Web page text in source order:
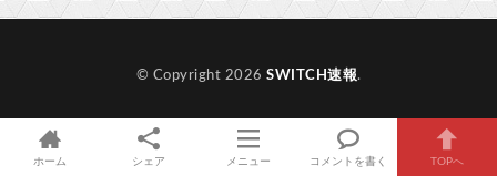
© Copyright 2026 SWITCH速報.
ホーム シェア メニュー コメントを書く TOPへ